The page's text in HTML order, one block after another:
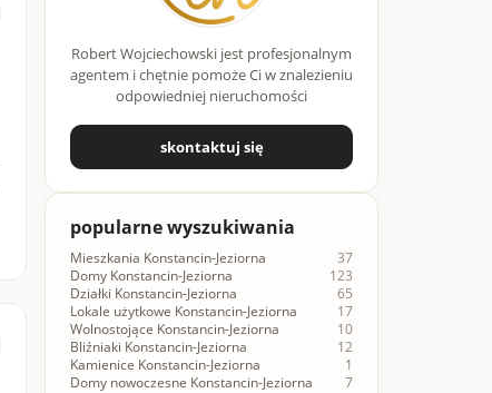
Robert Wojciechowski jest profesjonalnym
agentem i chętnie pomoże Ci w znalezieniu
odpowiedniej nieruchomości
skontaktuj się
popularne wyszukiwania
Mieszkania Konstancin-Jeziorna
37
Domy Konstancin-Jeziorna
123
Działki Konstancin-Jeziorna
65
Lokale użytkowe Konstancin-Jeziorna
17
Wolnostojące Konstancin-Jeziorna
10
Bliźniaki Konstancin-Jeziorna
12
Kamienice Konstancin-Jeziorna
1
Domy nowoczesne Konstancin-Jeziorna
7